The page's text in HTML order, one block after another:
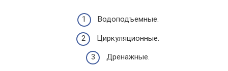
Водоподъемные.
Циркуляционные.
Дренажные.